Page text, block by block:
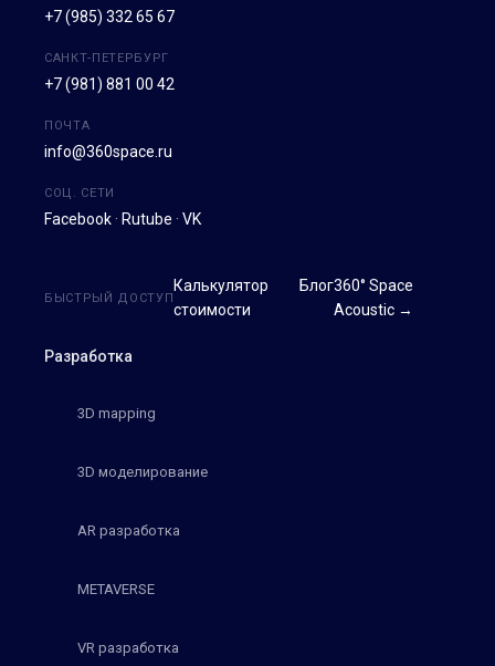
+7 (985) 332 65 67
САНКТ-ПЕТЕРБУРГ
+7 (981) 881 00 42
ПОЧТА
info@360space.ru
СОЦ. СЕТИ
Facebook · Rutube · VK
Разработка
3D mapping
3D моделирование
AR разработка
METAVERSE
VR разработка
БЫСТРЫЙ ДОСТУП
Калькулятор
стоимости
Блог360° Space
Acoustic →